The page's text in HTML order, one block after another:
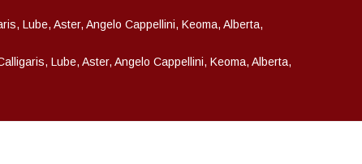
Lube, Aster, Angelo Cappellini, Keoma, Alberta,
Lube, Aster, Angelo Cappellini, Keoma, Alberta,